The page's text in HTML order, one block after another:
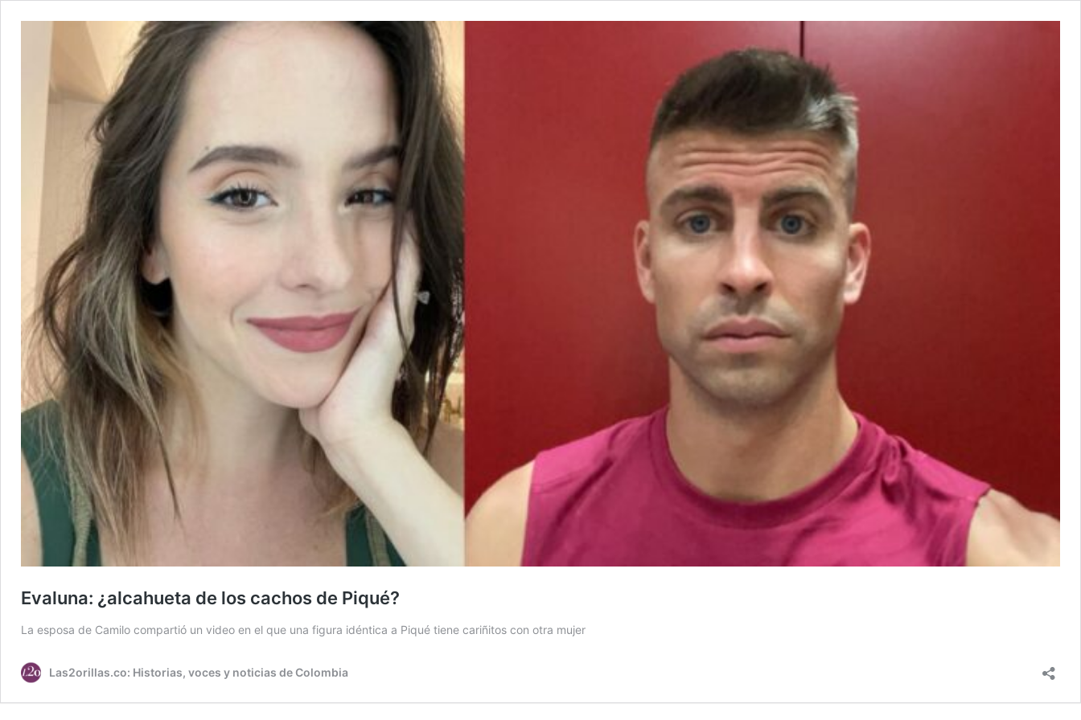
Evaluna: ¿alcahueta de los cachos de Piqué?
La esposa de Camilo compartió un video en el que una figura idéntica a Piqué tiene cariñitos con otra mujer
Las2orillas.co: Historias, voces y noticias de Colombia